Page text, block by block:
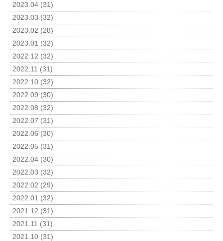
2023.04 (31)
2023.03 (32)
2023.02 (28)
2023.01 (32)
2022.12 (32)
2022.11 (31)
2022.10 (32)
2022.09 (30)
2022.08 (32)
2022.07 (31)
2022.06 (30)
2022.05 (31)
2022.04 (30)
2022.03 (32)
2022.02 (29)
2022.01 (32)
2021.12 (31)
2021.11 (31)
2021.10 (31)